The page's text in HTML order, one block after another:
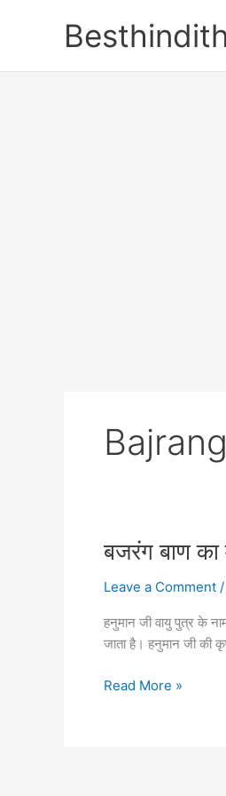
बजरंग बाण
Leave a Comment /
हनुमान जी वायु पुत्र के
जाता है। हनुमान जी की
बजरंग
Read More »